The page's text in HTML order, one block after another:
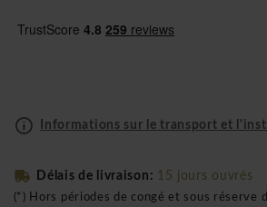
Informations sur le transport et
Délais de livraison: 15 jours ouvrés
(*) Hors périodes de congé et sous réserve